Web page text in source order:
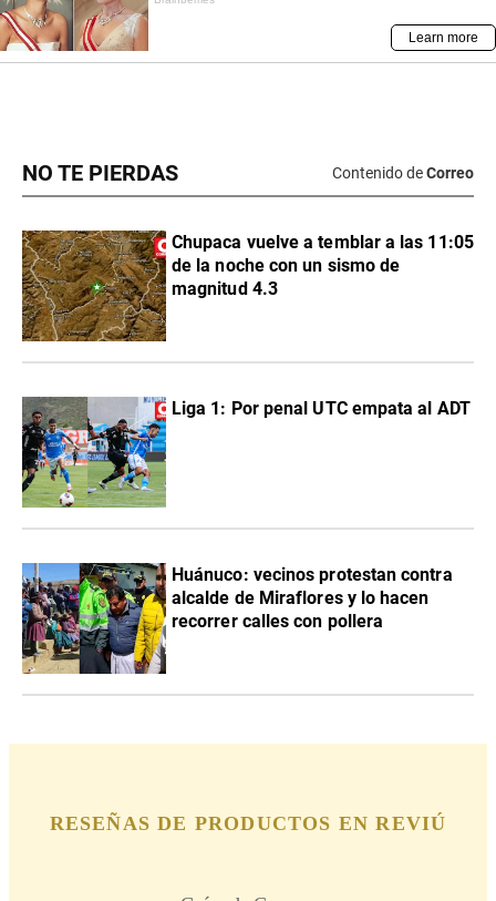
NO TE PIERDAS Contenido deCorreo
Chupaca vuelve a temblar a las 11:05
de la noche con un sismo de
magnitud 4.3
Liga 1: Por penal UTC empata al ADT
Huánuco: vecinos protestan contra
alcalde de Miraflores y lo hacen
recorrer calles con pollera